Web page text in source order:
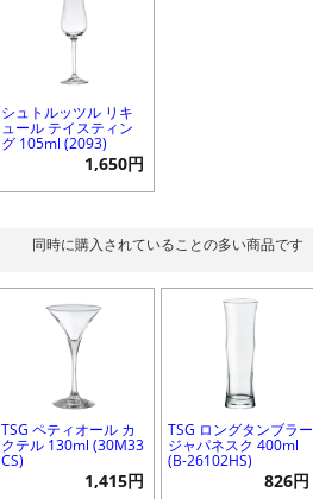
シュトルッツル リキ
ュール テイスティン
グ 105ml (2093)
1,650円
同時に購入されていることの多い商品です
TSG ペティオール カ
クテル 130ml (30M33
CS)
1,415円
TSG ロングタンブラー
ジャパネスク 400ml
(B-26102HS)
826円